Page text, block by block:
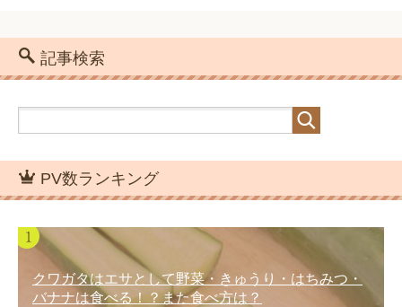
記事検索
PV数ランキング
クワガタはエサとして野菜・きゅうり・はちみつ・
バナナは食べる！？また食べ方は？